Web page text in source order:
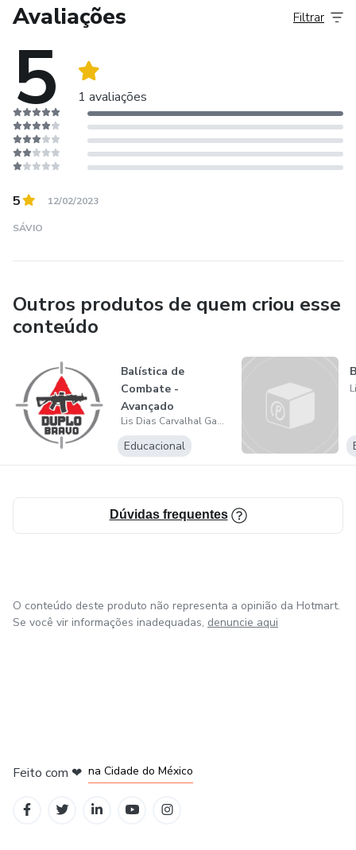
Avaliações
5 1 avaliações
Filtrar
5 12/02/2023
SÁVIO
Outros produtos de quem criou esse
conteúdo
Balística de
Combate -
Avançado
Lis Dias Carvalhal Gama
Educacional
Dúvidas frequentes
O conteúdo deste produto não representa a opinião da Hotmart.
Se você vir informações inadequadas, denuncie aqui
Feito com ❤ na Cidade do México